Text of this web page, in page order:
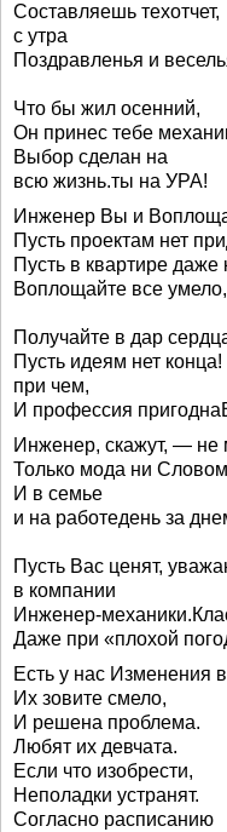
Составляешь техотчет,
с утра
Поздравленья и
Что бы жил осенний,
Он принес тебе
Выбор сделан на
всю жизнь.ты на УРА!
Инженер Вы и
Пусть проектам нет
Пусть в квартире даже
Воплощайте все умело,
Получайте в дар
Пусть идеям нет конца!
при чем,
И профессия
Инженер, скажут, — не
Только мода ни
И в семье
и на работедень за
Пусть Вас ценят,
в компании
Инженер-
Даже при «плохой
Есть у нас Изменения
Их зовите смело,
И решена проблема.
Любят их девчата.
Если что изобрести,
Неполадки устранят.
Согласно расписанию